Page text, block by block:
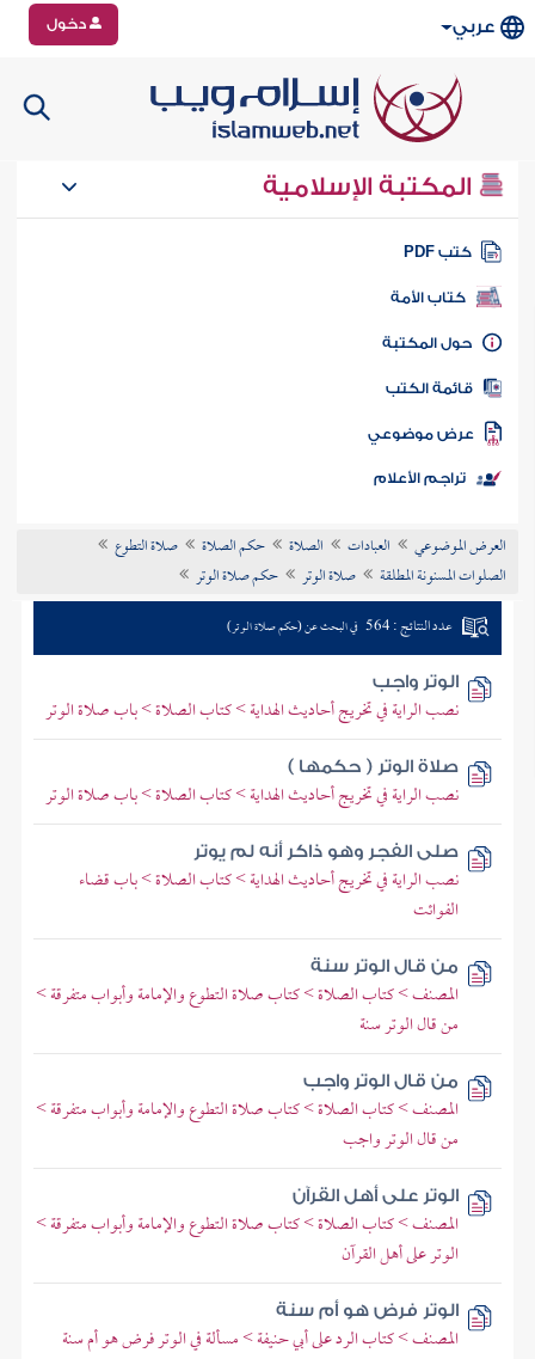
عربي دخول
المكتبة الإسلامية
كتب PDF
كتاب الأمة
المكتبة
الكتب
موضوعي
تراجم الأعلام
العرض الموضوعي العبادات الصلاة حكم الصلاة
صلاة التطوع
الصلوات المسنونة المطلقة
صلاة الوتر حكم صلاة الوتر
عدد النتائج : 564 في البحث عن (حكم صلاة الوتر)
الوتر واجب
نصب الراية في تخريج أحاديث الهداية > كتاب الصلاة > باب صلاة الوتر
صلاة الوتر ( حكمها )
نصب الراية في تخريج أحاديث الهداية > كتاب الصلاة > باب صلاة الوتر
صلى الفجر وهو ذاكر أنه لم يوتر
نصب الراية في تخريج أحاديث الهداية > كتاب الصلاة > باب قضاء
الفوائت
من قال الوتر سنة
المصنف > كتاب الصلاة > كتاب صلاة التطوع والإمامة وأبواب متفرقة >
من قال الوتر سنة
من قال الوتر واجب
المصنف > كتاب الصلاة > كتاب صلاة التطوع والإمامة وأبواب متفرقة >
من قال الوتر واجب
الوتر على أهل القرآن
المصنف > كتاب الصلاة > كتاب صلاة التطوع والإمامة وأبواب متفرقة >
الوتر على أهل القرآن
الوتر فرض هو أم سنة
المصنف > كتاب الرد على أبي حنيفة > مسألة في الوتر فرض هو أم سنة